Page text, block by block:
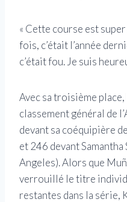
« Cette course est
fois, c’était l’année
c’était fou. Je suis
Avec sa troisième
classement général de
devant sa coéquipière
et 246 devant
Angeles). Alors que
verrouillé le titre
restantes dans la série,